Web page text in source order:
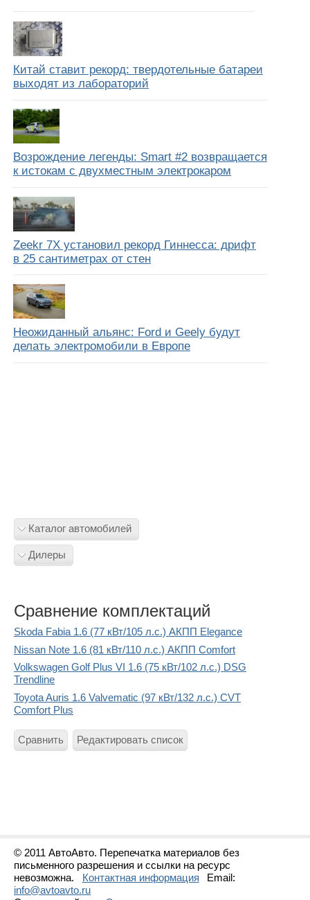
Китай ставит рекорд: твердотельные батареи
выходят из лабораторий
Возрождение легенды: Smart #2 возвращается
к истокам с двухместным электрокаром
Zeekr 7X установил рекорд Гиннесса: дрифт
в 25 сантиметрах от стен
Неожиданный альянс: Ford и Geely будут
делать электромобили в Европе
Каталог автомобилей
Дилеры
Сравнение комплектаций
Skoda Fabia 1.6 (77 кВт/105 л.с.) АКПП Elegance
Nissan Note 1.6 (81 кВт/110 л.с.) АКПП Comfort
Volkswagen Golf Plus VI 1.6 (75 кВт/102 л.с.) DSG
Trendline
Toyota Auris 1.6 Valvematic (97 кВт/132 л.с.) CVT
Comfort Plus
Сравнить Редактировать список
© 2011 АвтоАвто. Перепечатка материалов без
письменного разрешения и ссылки на ресурс
невозможна.
Контактная информация
Email:
info@avtoavto.ru